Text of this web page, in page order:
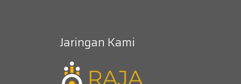
Jaringan Kami